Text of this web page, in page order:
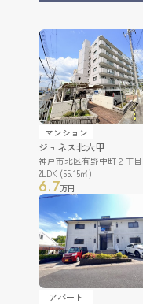
マンション
ジュネス北六甲
神戸市北区有野中町２丁目
2LDK (55.15㎡)
6.7万円
アパート